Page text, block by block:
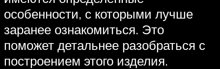
особенности, с которыми лучше
заранее ознакомиться. Это
поможет детальнее разобраться с
построением этого изделия.